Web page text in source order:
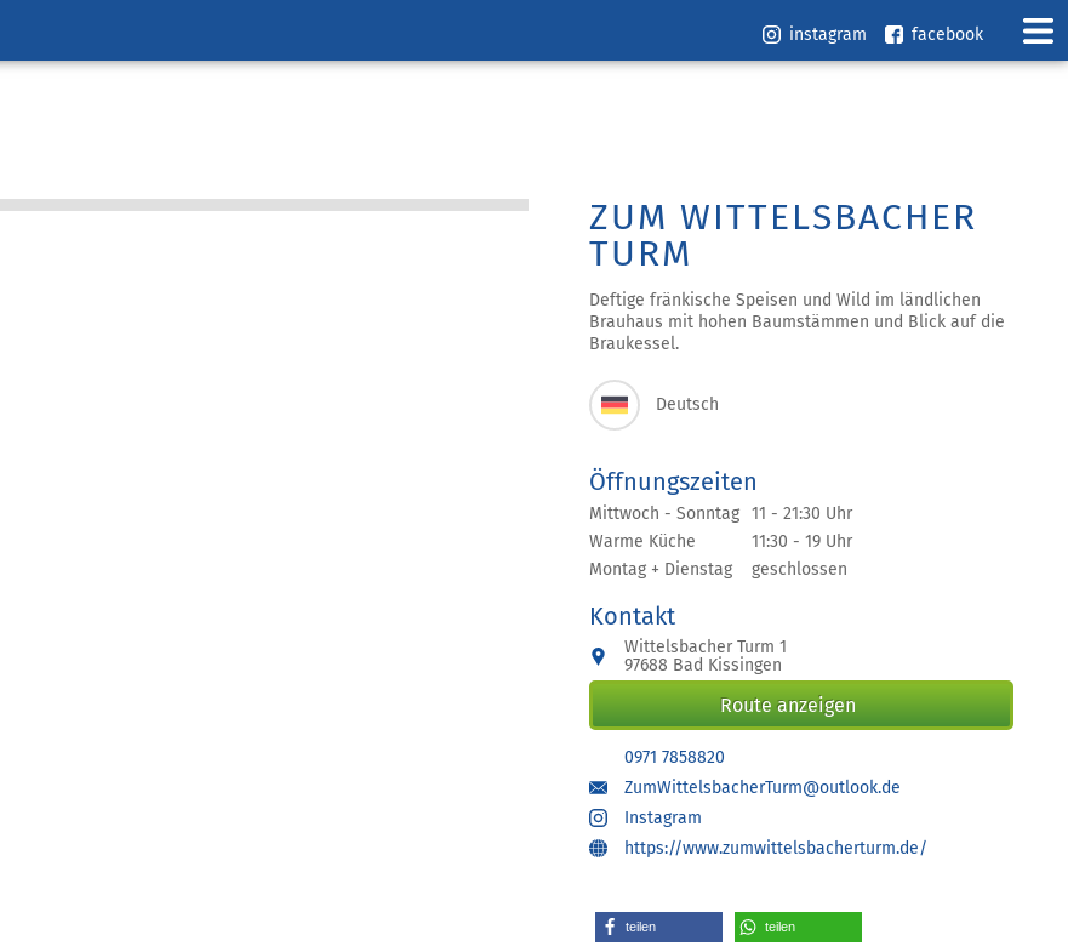
instagram facebook
ZUM WITTELSBACHER
TURM
Deftige fränkische Speisen und Wild im ländlichen
Brauhaus mit hohen Baumstämmen und Blick auf die
Braukessel.
Deutsch
Öffnungszeiten
Mittwoch - Sonntag 11 - 21:30 Uhr
Warme Küche
11:30 - 19 Uhr
Montag + Dienstag
geschlossen
Kontakt
Wittelsbacher Turm 1
97688 Bad Kissingen
Route anzeigen
0971 7858820
ZumWittelsbacherTurm@outlook.de
Instagram
https://www.zumwittelsbacherturm.de/
teilen teilen